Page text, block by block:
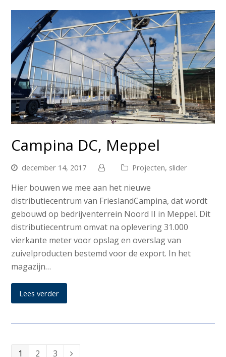
Campina DC, Meppel
december 14, 2017 Projecten, slider
Hier bouwen we mee aan het nieuwe
distributiecentrum van FrieslandCampina, dat wordt
gebouwd op bedrijventerrein Noord II in Meppel. Dit
distributiecentrum omvat na oplevering 31.000
vierkante meter voor opslag en overslag van
zuivelproducten bestemd voor de export. In het
magazijn…
Lees verder
1 2 3